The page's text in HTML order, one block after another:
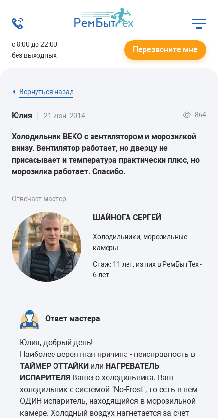
с 8:00 до 22:00
без выходных
Перезвоните мне
Вернуться назад
Юлия 21 июн. 2014 864
Холодильник BEKO с вентилятором и морозилкой
внизу. Вентилятор работает, но дверцу не
присасывает и температура практически плюс, но
морозилка работает. Спасибо.
Отвечает мастер:
ШАЙНОГА СЕРГЕЙ
Холодильники, морозильные
камеры
Стаж: 11 лет, из них в РемБытТех -
6 лет
Ответ мастера
Юлия, добрый день!
Наиболее вероятная причина - неисправность в
ТАЙМЕР ОТТАЙКИ или НАГРЕВАТЕЛЬ
ИСПАРИТЕЛЯ Вашего холодильника. Ваш
холодильник с системой "No-Frost", то есть в нем
ОДИН испаритель, находящийся в морозильной
камере. Холодный воздух нагнетается за счет